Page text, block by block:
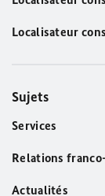
Localisateur
Sujets
Services
Relations
Actualités